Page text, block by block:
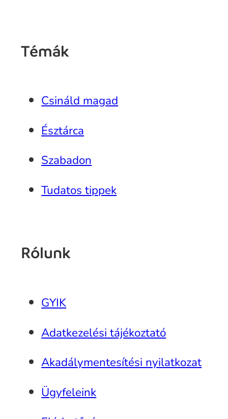
Témák
Csináld magad
Észtárca
Szabadon
Tudatos tippek
Rólunk
GYIK
Adatkezelési tájékoztató
Akadálymentesítési nyilatkozat
Ügyfeleink